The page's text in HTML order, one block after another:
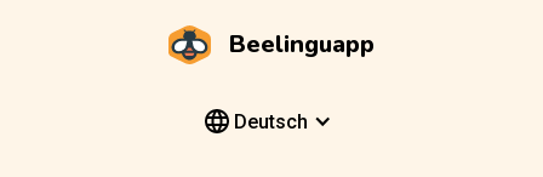
Beelinguapp
Deutsch